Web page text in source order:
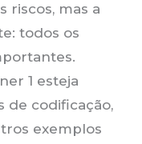
riscos, mas a
todos os
1 esteja
de codificação,
exemplos